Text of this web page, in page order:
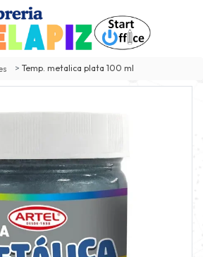
Temp. metalica plata 100 ml